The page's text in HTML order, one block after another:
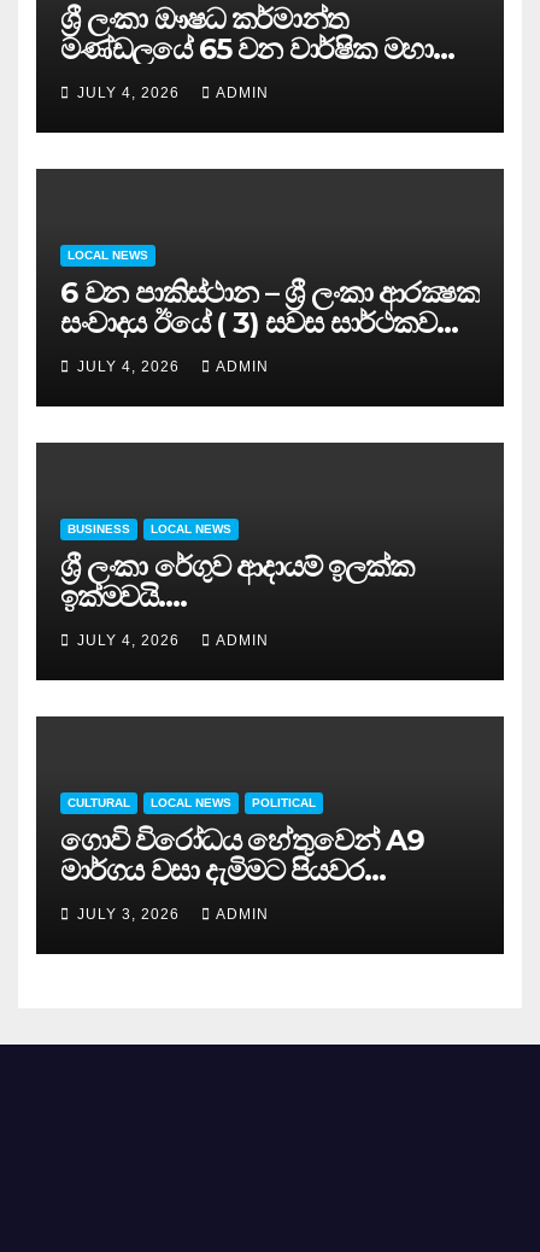
ශ්‍රී ලංකා ඖෂධ කර්මාන්ත
මණ්ඩලයේ 65 වන වාර්ෂික මහා
සමුළුව සෞඛ්‍ය නියෝජ්‍ය
අමාත්‍යවරයාගේ ප්‍රධානත්වයෙන්……
JULY 4, 2026 ADMIN
LOCAL NEWS
6 වන පාකිස්ථාන – ශ්‍රී ලංකා ආරක්‍ෂක
සංවාදය ඊයේ ( 3) සවස සාර්ථකව
අවසන් කරයි..
JULY 4, 2026 ADMIN
BUSINESS LOCAL NEWS
ශ්‍රී ලංකා රේගුව ආදායම් ඉලක්ක
ඉක්මවයි….
JULY 4, 2026 ADMIN
CULTURAL LOCAL NEWS POLITICAL
ගොවි විරෝධය හේතුවෙන් A9
මාර්ගය වසා දැමිමට පියවර…
JULY 3, 2026 ADMIN